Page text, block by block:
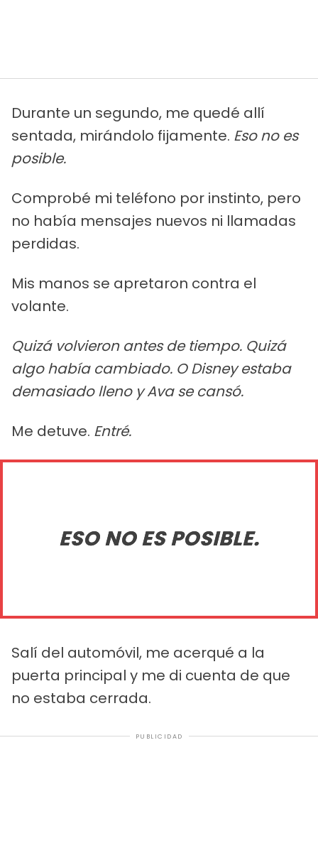
Durante un segundo, me quedé allí
sentada, mirándolo fijamente. Eso no es
posible.
Comprobé mi teléfono por instinto, pero
no había mensajes nuevos ni llamadas
perdidas.
Mis manos se apretaron contra el
volante.
Quizá volvieron antes de tiempo. Quizá
algo había cambiado. O Disney estaba
demasiado lleno y Ava se cansó.
Me detuve. Entré.
ESO NO ES POSIBLE.
Salí del automóvil, me acerqué a la
puerta principal y me di cuenta de que
no estaba cerrada.
PUBLICIDAD